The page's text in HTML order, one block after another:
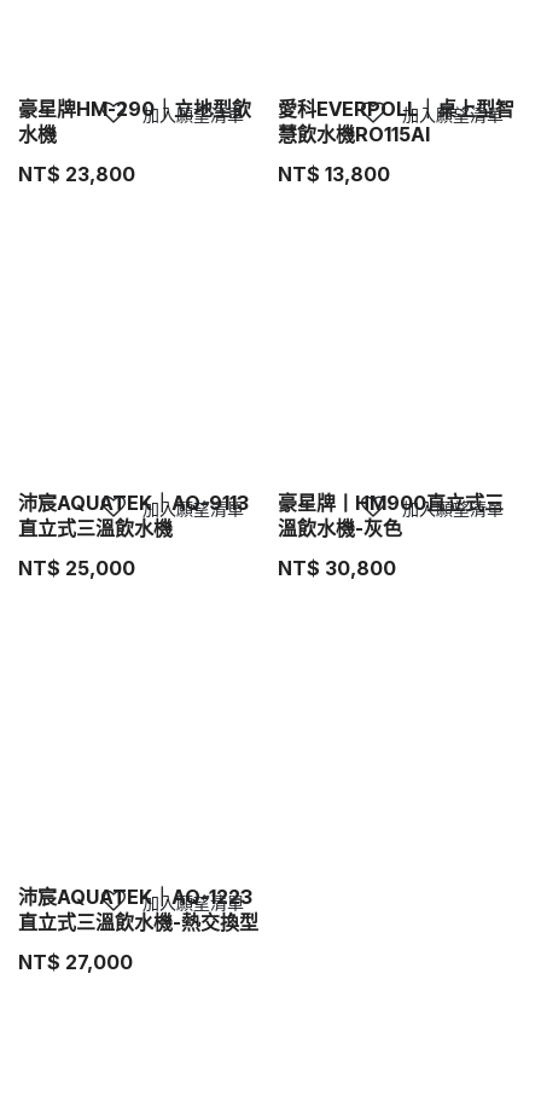
豪星牌HM-290｜立地型飲
水機
NT$ 23,800
加入願望清單
愛科EVERPOLL｜桌上型智
慧飲水機RO115AI
NT$ 13,800
加入願望清單
沛宸AQUATEK｜AQ-9113
直立式三溫飲水機
NT$ 25,000
加入願望清單
豪星牌丨HM900直立式三
溫飲水機-灰色
NT$ 30,800
加入願望清單
沛宸AQUATEK｜AQ-1223
直立式三溫飲水機-熱交換型
NT$ 27,000
加入願望清單